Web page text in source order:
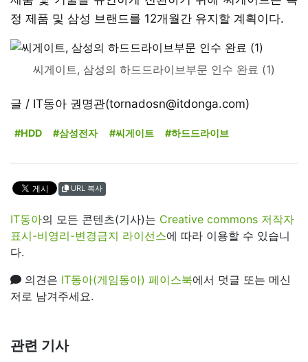
정 제품 및 삼성 브랜드를 12개월간 유지할 계획이다.
씨게이트, 삼성의 하드드라이브부문 인수 완료 (1)
글 / IT동아 권명관(tornadosn@itdonga.com)
#HDD #삼성전자 #씨게이트 #하드드라이브
URL 복사
IT동아의 모든 콘텐츠(기사)는 Creative commons 저작자
표시-비영리-변경금지 라이선스에 따라 이용할 수 있습니
다.
의견은 IT동아(게임동아) 페이스북에서 덧글 또는 메신
저로 남겨주세요.
관련 기사